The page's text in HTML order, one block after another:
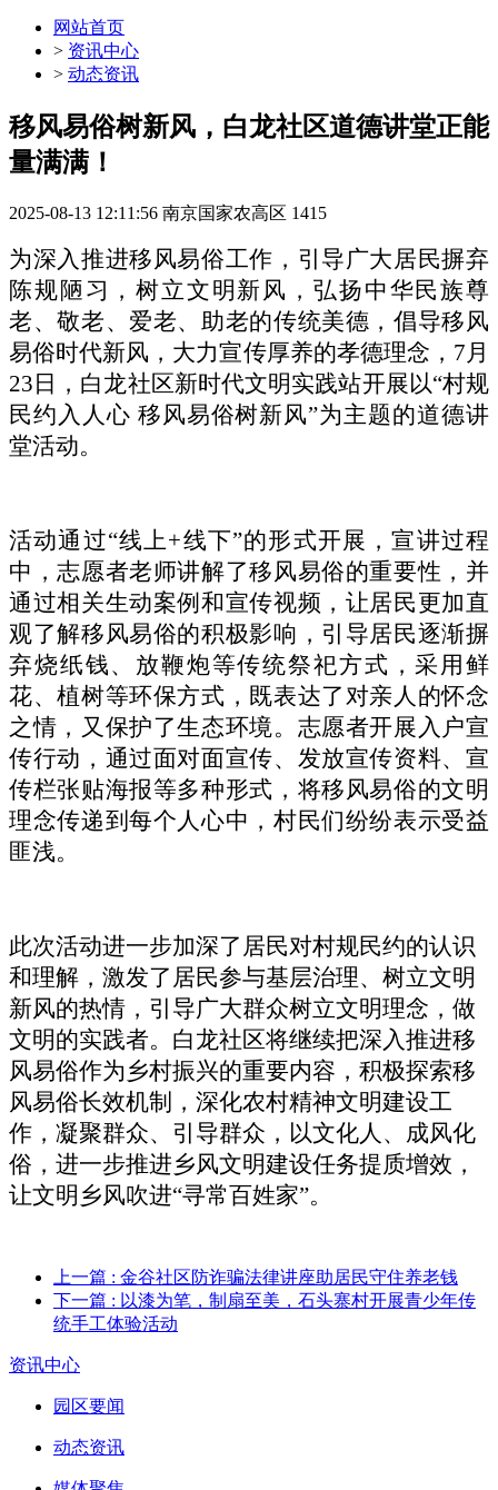
网站首页
> 资讯中心
> 动态资讯
移风易俗树新风，白龙社区道德讲堂正能
量满满！
2025-08-13 12:11:56 南京国家农高区 1415
为深入推进移风易俗工作，引导广大居民摒弃
陈规陋习，树立文明新风，弘扬中华民族尊
老、敬老、爱老、助老的传统美德，倡导移风
易俗时代新风，大力宣传厚养的孝德理念， 7月
23日，白龙社区新时代文明实践站开展以“村规
民约入人心 移风易俗树新风”为主题的道德讲
堂活动。
活动通过“线上+线下”的形式开展，宣讲过程
中，志愿者老师讲解了移风易俗的重要性，并
通过相关生动案例和宣传视频，让居民更加直
观了解移风易俗的积极影响，引导居民逐渐摒
弃烧纸钱、放鞭炮等传统祭祀方式，采用鲜
花、植树等环保方式，既表达了对亲人的怀念
之情，又保护了生态环境。志愿者开展入户宣
传行动，通过面对面宣传、发放宣传资料、宣
传栏张贴海报等多种形式，将移风易俗的文明
理念传递到每个人心中，村民们纷纷表示受益
匪浅。
此次活动进一步加深了居民对村规民约的认识
和理解，激发了居民参与基层治理、树立文明
新风的热情，引导广大群众树立文明理念，做
文明的实践者。白龙社区将继续把深入推进移
风易俗作为乡村振兴的重要内容，积极探索移
风易俗长效机制，深化农村精神文明建设工
作，凝聚群众、引导群众，以文化人、成风化
俗，进一步推进乡风文明建设任务提质增效，
让文明乡风吹进“寻常百姓家”。
上一篇 : 金谷社区防诈骗法律讲座助居民守住养老钱
下一篇 : 以漆为笔，制扇至美，石头寨村开展青少年传
统手工体验活动
资讯中心
园区要闻
动态资讯